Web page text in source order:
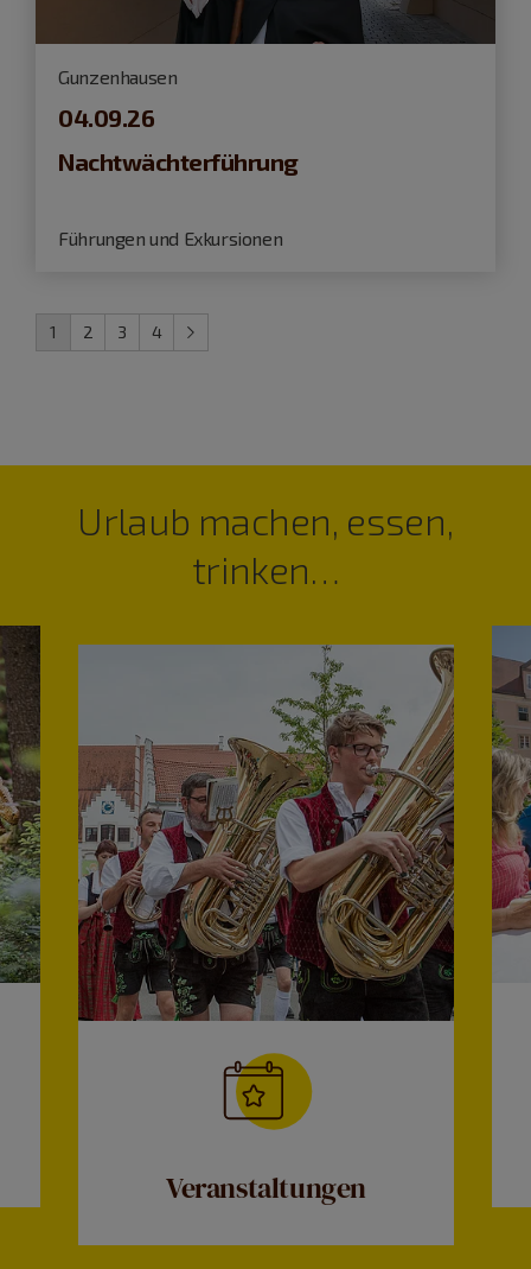
Gunzenhausen
04.09.26
Nachtwächterführung
Führungen und Exkursionen
1 2 3 4
Urlaub machen, essen,
trinken…
Veranstaltungen